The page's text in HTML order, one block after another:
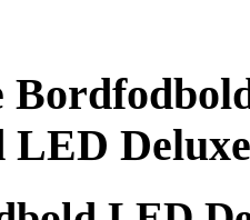
LED Deluxe